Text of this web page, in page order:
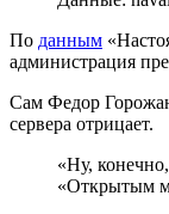
По данным
администрация
Сам Федор
сервера отрицает.
«Ну,
«Открытым